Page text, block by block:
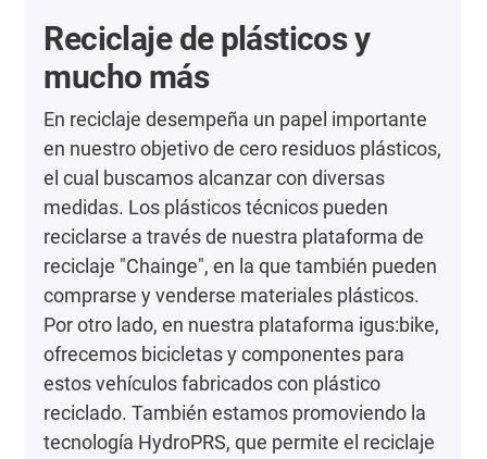
Reciclaje de plásticos y
mucho más
En reciclaje desempeña un papel importante
en nuestro objetivo de cero residuos plásticos,
el cual buscamos alcanzar con diversas
medidas. Los plásticos técnicos pueden
reciclarse a través de nuestra plataforma de
reciclaje "Chainge", en la que también pueden
comprarse y venderse materiales plásticos.
Por otro lado, en nuestra plataforma igus:bike,
ofrecemos bicicletas y componentes para
estos vehículos fabricados con plástico
reciclado. También estamos promoviendo la
tecnología HydroPRS, que permite el reciclaje